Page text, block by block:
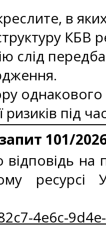
в
КБВ
слід
ризиків під
101/
на
ресурсі
4e6c-